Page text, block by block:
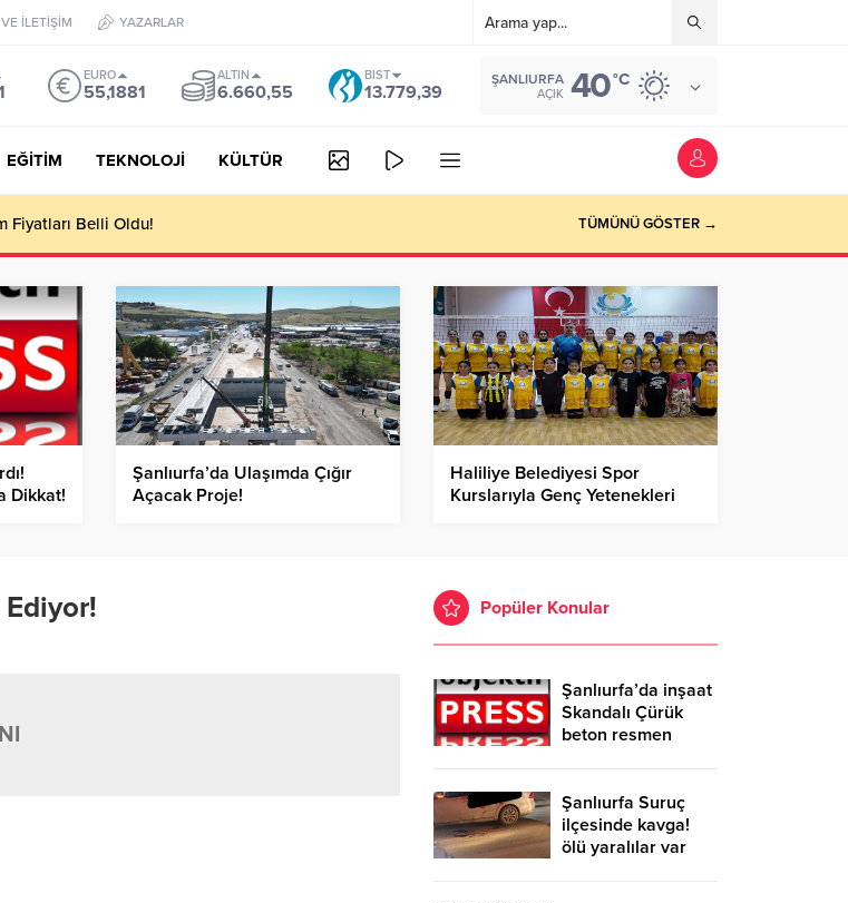
İLETİŞİM YAZARLAR
EURO
55,1881
ALTIN
6.660,55
BIST
13.779,39
ŞANLIURFA
AÇIK 40°C
EĞİTİM TEKNOLOJİ KÜLTÜR
Fiyatları Belli Oldu! TÜMÜNÜ GÖSTER →
Dikkat!
Şanlıurfa’da Ulaşımda Çığır
Açacak Proje!
Haliliye Belediyesi Spor
Kurslarıyla Genç Yetenekleri
Popüler Konular
Şanlıurfa’da inşaat
Skandalı Çürük
beton resmen
Şanlıurfa Suruç
ilçesinde kavga!
ölü yaralılar var